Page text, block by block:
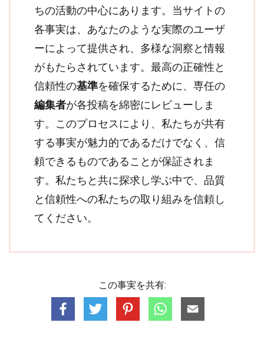
ちの活動の中心にあります。当サイトの
各事実は、あなたのような実際のユーザ
ーによって提供され、多様な洞察と情報
がもたらされています。最高の正確性と
信頼性の基準を確保するために、専任の
編集者が各投稿を綿密にレビューしま
す。このプロセスにより、私たちが共有
する事実が魅力的であるだけでなく、信
頼できるものであることが保証されま
す。私たちと共に探求し学ぶ中で、品質
と信頼性への私たちの取り組みを信頼し
てください。
この事実を共有: